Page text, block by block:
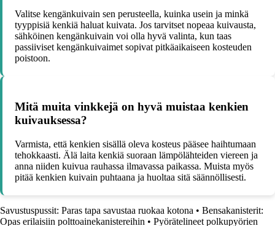
Valitse kengänkuivain sen perusteella, kuinka usein ja minkä
tyyppisiä kenkiä haluat kuivata. Jos tarvitset nopeaa kuivausta,
sähköinen kengänkuivain voi olla hyvä valinta, kun taas
passiiviset kengänkuivaimet sopivat pitkäaikaiseen kosteuden
poistoon.
Mitä muita vinkkejä on hyvä muistaa kenkien
kuivauksessa?
Varmista, että kenkien sisällä oleva kosteus pääsee haihtumaan
tehokkaasti. Älä laita kenkiä suoraan lämpölähteiden viereen ja
anna niiden kuivua rauhassa ilmavassa paikassa. Muista myös
pitää kenkien kuivain puhtaana ja huoltaa sitä säännöllisesti.
Savustuspussit: Paras tapa savustaa ruokaa kotona • Bensakanisterit:
Opas erilaisiin polttoainekanistereihin • Pyörätelineet polkupyörien